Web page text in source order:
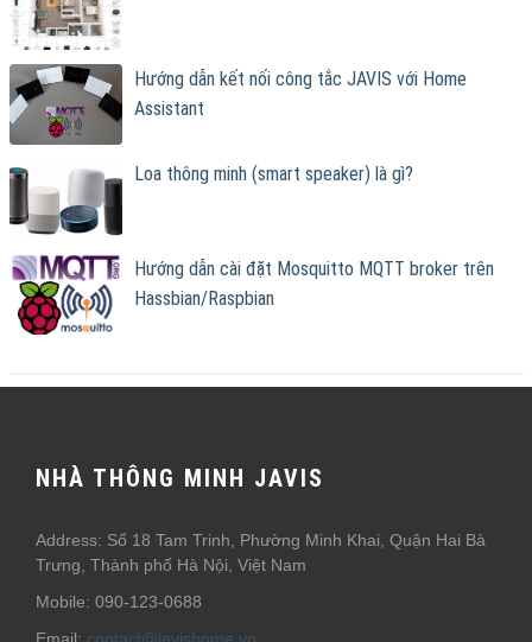
Hướng dẫn kết nối công tắc JAVIS với Home
Assistant
Loa thông minh (smart speaker) là gì?
Hướng dẫn cài đặt Mosquitto MQTT broker trên
Hassbian/Raspbian
NHÀ THÔNG MINH JAVIS
Address: Số 18 Tam Trinh, Phường Minh Khai, Quận Hai Bà
Trưng, Thành phố Hà Nội, Việt Nam
Mobile: 090-123-0688